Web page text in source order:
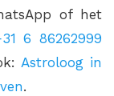
of het
6 86262999
Astroloog in
.